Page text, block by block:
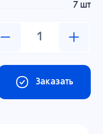
7 шт
Заказать